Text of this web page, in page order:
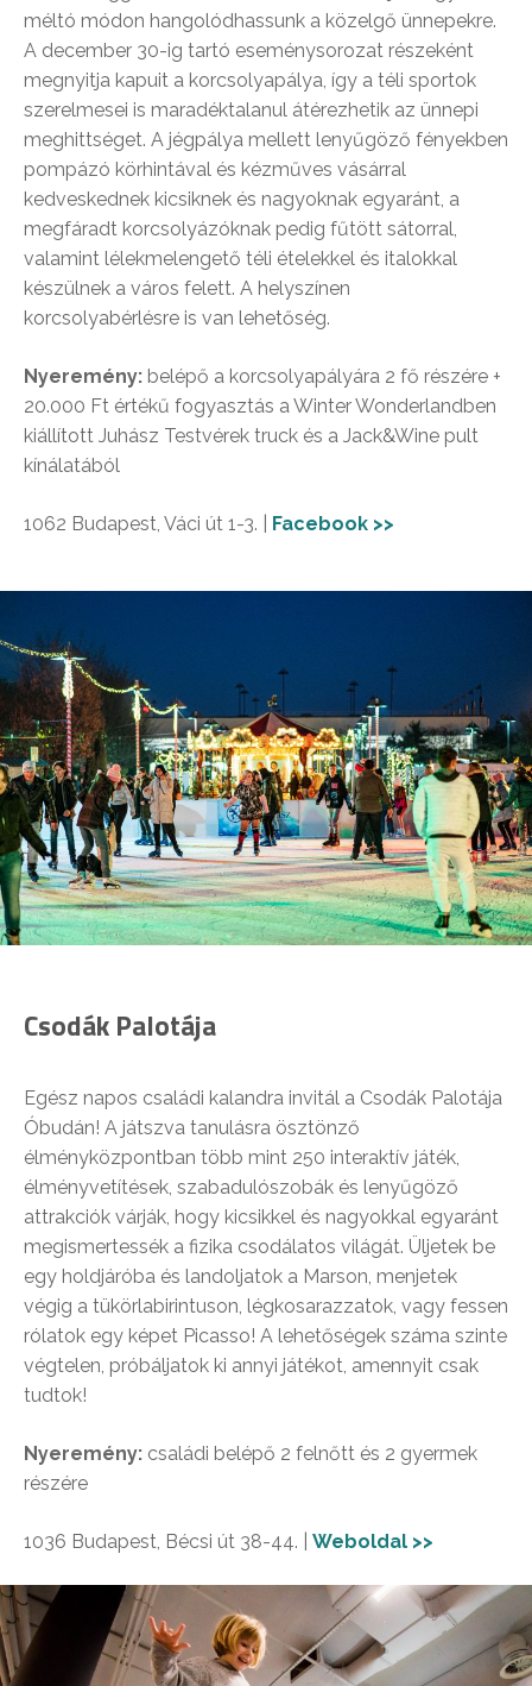
méltó módon hangolódhassunk a közelgő ünnepekre.
A december 30-ig tartó eseménysorozat részeként
megnyitja kapuit a korcsolyapálya, így a téli sportok
szerelmesei is maradéktalanul átérezhetik az ünnepi
meghittséget. A jégpálya mellett lenyűgöző fényekben
pompázó körhintával és kézműves vásárral
kedveskednek kicsiknek és nagyoknak egyaránt, a
megfáradt korcsolyázóknak pedig fűtött sátorral,
valamint lélekmelengető téli ételekkel és italokkal
készülnek a város felett. A helyszínen
korcsolyabérlésre is van lehetőség.
Nyeremény: belépő a korcsolyapályára 2 fő részére +
20.000 Ft értékű fogyasztás a Winter Wonderlandben
kiállított Juhász Testvérek truck és a Jack&Wine pult
kínálatából
1062 Budapest, Váci út 1-3. | Facebook >>
Csodák Palotája
Egész napos családi kalandra invitál a Csodák Palotája
Óbudán! A játszva tanulásra ösztönző
élményközpontban több mint 250 interaktív játék,
élményvetítések, szabadulószobák és lenyűgöző
attrakciók várják, hogy kicsikkel és nagyokkal egyaránt
megismertessék a fizika csodálatos világát. Üljetek be
egy holdjáróba és landoljatok a Marson, menjetek
végig a tükörlabirintuson, légkosarazzatok, vagy fessen
rólatok egy képet Picasso! A lehetőségek száma szinte
végtelen, próbáljatok ki annyi játékot, amennyit csak
tudtok!
Nyeremény: családi belépő 2 felnőtt és 2 gyermek
részére
1036 Budapest, Bécsi út 38-44. | Weboldal >>